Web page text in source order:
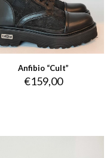
Anfibio “Cult”
€159,00